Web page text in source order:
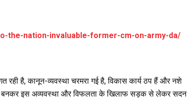
the-nation-invaluable-former-cm-on-army-da/
रही है, कानून-व्यवस्था चरमरा गई है, विकास कार्य ठप हैं और नशे
बनकर इस अव्यवस्था और विफलता के खिलाफ सड़क से लेकर सदन